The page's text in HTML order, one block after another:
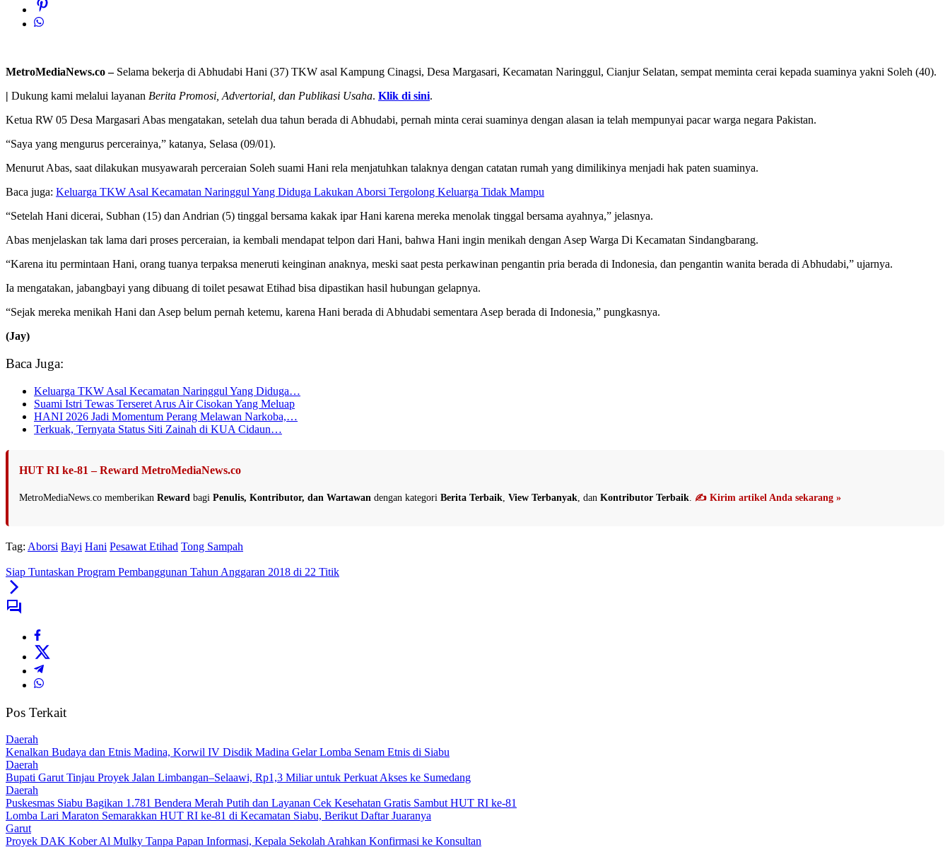
MetroMediaNews.co –Selama bekerja di Abhudabi Hani (37) TKW asal Kampung Cinagsi, Desa Margasari, Kecamatan Naringgul, Cianjur Selatan, sempat meminta cerai kepada suaminya yakni Soleh (40).
| Dukung kami melalui layanan Berita Promosi, Advertorial, dan Publikasi Usaha. Klik di sini.
Ketua RW 05 Desa Margasari Abas mengatakan, setelah dua tahun berada di Abhudabi, pernah minta cerai suaminya dengan alasan ia telah mempunyai pacar warga negara Pakistan.
“Saya yang mengurus percerainya,” katanya, Selasa (09/01).
Menurut Abas, saat dilakukan musyawarah perceraian Soleh suami Hani rela menjatuhkan talaknya dengan catatan rumah yang dimilikinya menjadi hak paten suaminya.
Baca juga: Keluarga TKW Asal Kecamatan Naringgul Yang Diduga Lakukan Aborsi Tergolong Keluarga Tidak Mampu
“Setelah Hani dicerai, Subhan (15) dan Andrian (5) tinggal bersama kakak ipar Hani karena mereka menolak tinggal bersama ayahnya,” jelasnya.
Abas menjelaskan tak lama dari proses perceraian, ia kembali mendapat telpon dari Hani, bahwa Hani ingin menikah dengan Asep Warga Di Kecamatan Sindangbarang.
“Karena itu permintaan Hani, orang tuanya terpaksa meneruti keinginan anaknya, meski saat pesta perkawinan pengantin pria berada di Indonesia, dan pengantin wanita berada di Abhudabi,” ujarnya.
Ia mengatakan, jabangbayi yang dibuang di toilet pesawat Etihad bisa dipastikan hasil hubungan gelapnya.
“Sejak mereka menikah Hani dan Asep belum pernah ketemu, karena Hani berada di Abhudabi sementara Asep berada di Indonesia,” pungkasnya.
(Jay)
Baca Juga:
Keluarga TKW Asal Kecamatan Naringgul Yang Diduga…
Suami Istri Tewas Terseret Arus Air Cisokan Yang Meluap
HANI 2026 Jadi Momentum Perang Melawan Narkoba,…
Terkuak, Ternyata Status Siti Zainah di KUA Cidaun…
HUT RI ke-81 – Reward MetroMediaNews.co
MetroMediaNews.co memberikan Reward bagi Penulis, Kontributor, dan Wartawan dengan kategori Berita Terbaik View Terbanyak , dan Kontributor Terbaik ✍️ Kirim artikel Anda sekarang »
Tag: Aborsi Bayi Hani Pesawat Etihad Tong Sampah
Siap Tuntaskan Program Pembanggunan Tahun Anggaran 2018 di 22 Titik
Pos Terkait
Daerah
Kenalkan Budaya dan Etnis Madina, Korwil IV Disdik Madina Gelar Lomba Senam Etnis di Siabu
Daerah
Bupati Garut Tinjau Proyek Jalan Limbangan–Selaawi, Rp1,3 Miliar untuk Perkuat Akses ke Sumedang
Daerah
Puskesmas Siabu Bagikan 1.781 Bendera Merah Putih dan Layanan Cek Kesehatan Gratis Sambut HUT RI ke-81
Lomba Lari Maraton Semarakkan HUT RI ke-81 di Kecamatan Siabu, Berikut Daftar Juaranya
Garut
Proyek DAK Kober Al Mulky Tanpa Papan Informasi, Kepala Sekolah Arahkan Konfirmasi ke Konsultan